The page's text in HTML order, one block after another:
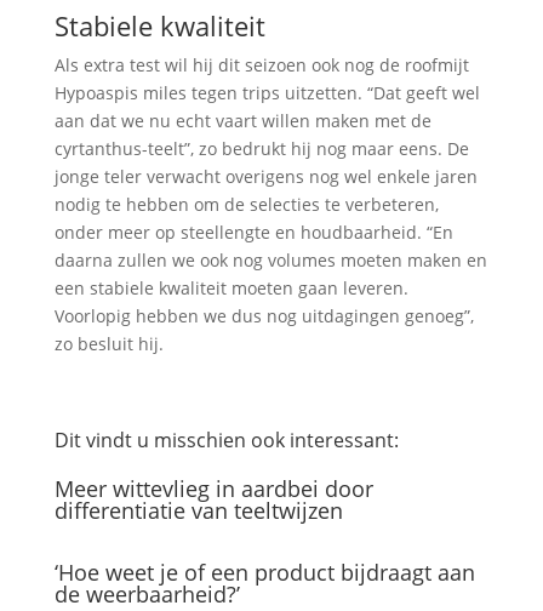
Stabiele kwaliteit
Als extra test wil hij dit seizoen ook nog de roofmijt
Hypoaspis miles tegen trips uitzetten. “Dat geeft wel
aan dat we nu echt vaart willen maken met de
cyrtanthus-teelt”, zo bedrukt hij nog maar eens. De
jonge teler verwacht overigens nog wel enkele jaren
nodig te hebben om de selecties te verbeteren,
onder meer op steellengte en houdbaarheid. “En
daarna zullen we ook nog volumes moeten maken en
een stabiele kwaliteit moeten gaan leveren.
Voorlopig hebben we dus nog uitdagingen genoeg”,
zo besluit hij.
Dit vindt u misschien ook interessant:
Meer wittevlieg in aardbei door
differentiatie van teeltwijzen
‘Hoe weet je of een product bijdraagt aan
de weerbaarheid?’